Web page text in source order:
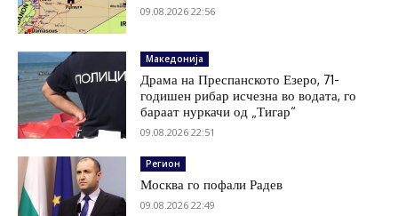
09.08.2026 22:56
Македонија
Драма на Преспанското Езеро, 71-
годишен рибар исчезна во водата, го
бараат нуркачи од „Тигар“
09.08.2026 22:51
Регион
Москва го пофали Радев
09.08.2026 22:49